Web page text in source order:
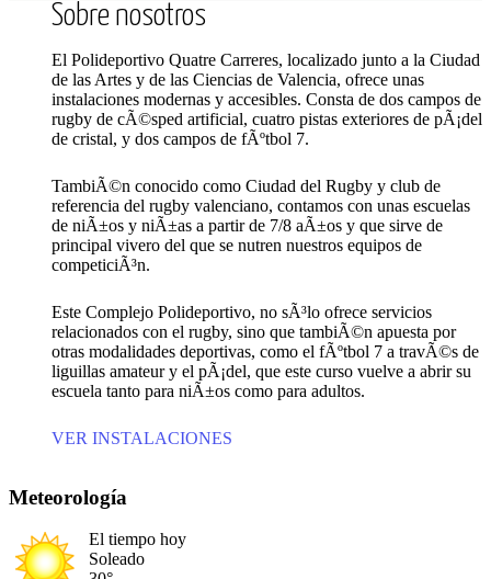
Sobre nosotros
El Polideportivo Quatre Carreres, localizado junto a la Ciudad
de las Artes y de las Ciencias de Valencia, ofrece unas
instalaciones modernas y accesibles. Consta de dos campos de
rugby de cÃ©sped artificial, cuatro pistas exteriores de pÃ¡del
de cristal, y dos campos de fÃºtbol 7.
TambiÃ©n conocido como Ciudad del Rugby y club de
referencia del rugby valenciano, contamos con unas escuelas
de niÃ±os y niÃ±as a partir de 7/8 aÃ±os y que sirve de
principal vivero del que se nutren nuestros equipos de
competiciÃ³n.
Este Complejo Polideportivo, no sÃ³lo ofrece servicios
relacionados con el rugby, sino que tambiÃ©n apuesta por
otras modalidades deportivas, como el fÃºtbol 7 a travÃ©s de
liguillas amateur y el pÃ¡del, que este curso vuelve a abrir su
escuela tanto para niÃ±os como para adultos.
VER INSTALACIONES
Meteorología
El tiempo hoy
Soleado